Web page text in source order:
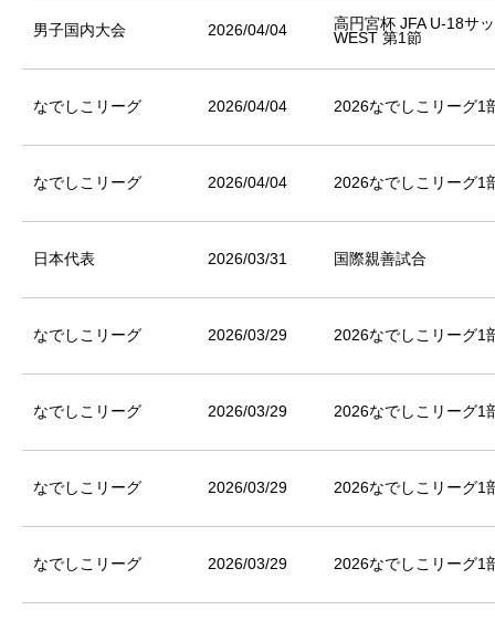
男子国内大会 2026/04/04
高円宮杯 JFA U-18サ
WEST 第1節
なでしこリーグ 2026/04/04 2026なでしこリーグ1
なでしこリーグ 2026/04/04 2026なでしこリーグ1
日本代表 2026/03/31 国際親善試合
なでしこリーグ 2026/03/29 2026なでしこリーグ1
なでしこリーグ 2026/03/29 2026なでしこリーグ1
なでしこリーグ 2026/03/29 2026なでしこリーグ1
なでしこリーグ 2026/03/29 2026なでしこリーグ1